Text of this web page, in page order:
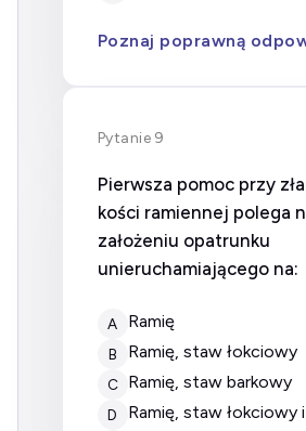
Poznaj poprawną
Pytanie 9
Pierwsza pomoc przy
kości ramiennej polega
założeniu opatrunku
unieruchamiającego na:
A ramię
B ramię, staw łokciowy
C ramię, staw barkowy
D ramię, staw łokciowy